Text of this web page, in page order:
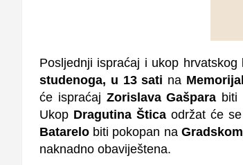
Posljednji ispraćaj i ukop hrvatskog
studenoga, u 13 sati na
će ispraćaj Zorislava Gašpara biti
Ukop Dragutina Štica održat će
Batarelo biti pokopan na
naknadno obaviještena.